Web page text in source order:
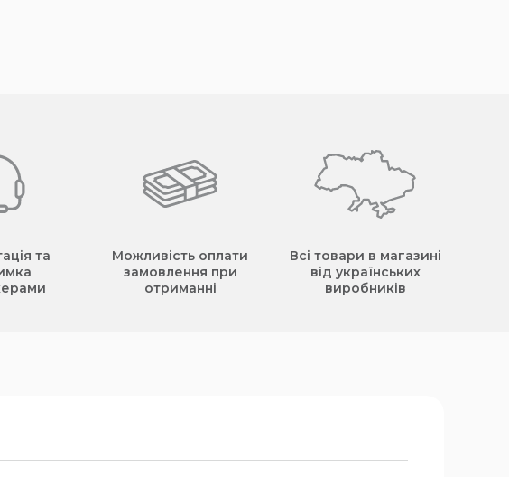
та
Можливість оплати
замовлення при
отриманні
Всі товари в магазині
від українських
виробників